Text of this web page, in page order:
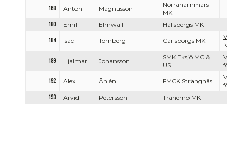
168 Anton Magnusson
Norrahammars
MK
180
Emil Elmwall Hallsbergs MK
184 Isac Tornberg Carlsborgs MK
189 Hjalmar Johansson
SMK Eksjö MC &
US
192 Alex Åhlén FMCK Strängnäs
193
Arvid Petersson Tranemo MK